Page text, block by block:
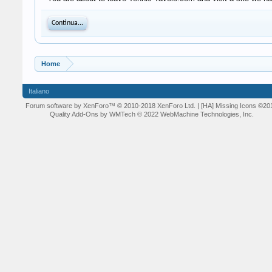
Continua...
Home
Italiano
Forum software by XenForo™ © 2010-2018 XenForo Ltd. | [HA] Missing Icons
Quality Add-Ons by WMTech © 2022 WebMachine Technologies, Inc.